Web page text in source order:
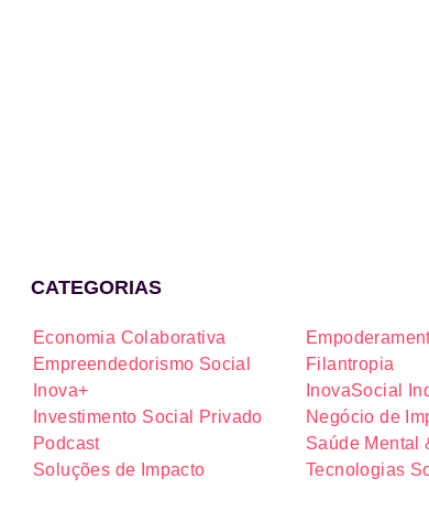
CATEGORIAS
Economia Colaborativa
Empreendedorismo Social
Filantropia
Inova+
InovaSocial
Investimento Social Privado
Negócio de
Podcast
Saúde Mental
Soluções de Impacto
Tecnologias